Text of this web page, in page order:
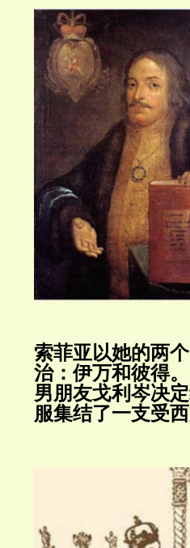
索菲亚以她的两
治：伊万和彼得。
男朋友戈利岑决
服集结了一支受